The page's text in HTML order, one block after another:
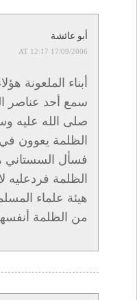
أبو عائشة
17/09/2006 AT 12:17
أبناء الملعونة
سمع أحد عناصر
صلى الله عليه
الظلمة يعوون في
فسأل السستاني
الظلمة
هيئة علماء
من الظلمة